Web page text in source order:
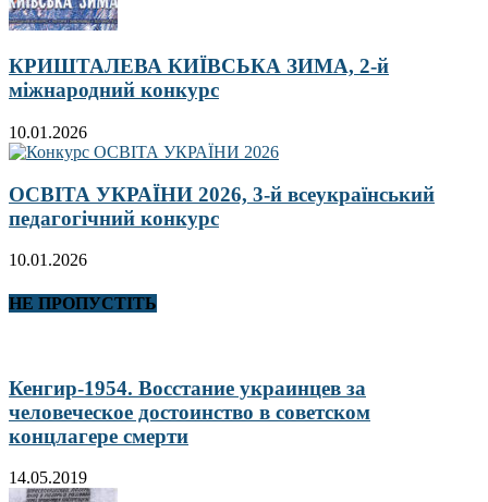
КРИШТАЛЕВА КИЇВСЬКА ЗИМА, 2-й
міжнародний конкурс
10.01.2026
ОСВІТА УКРАЇНИ 2026, 3-й всеукраїнський
педагогічний конкурс
10.01.2026
НЕ ПРОПУСТІТЬ
Кенгир-1954. Восстание украинцев за
человеческое достоинство в советском
концлагере смерти
14.05.2019